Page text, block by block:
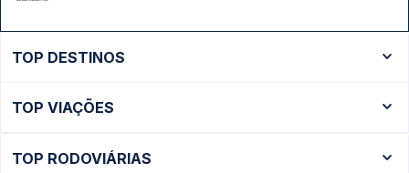
TOP DESTINOS
Ônibus São Paulo
TOP VIAÇÕES
TOP RODOVIÁRIAS